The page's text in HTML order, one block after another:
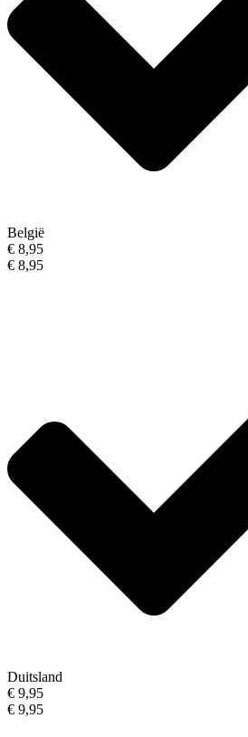
België
€ 8,95
€ 8,95
Duitsland
€ 9,95
€ 9,95